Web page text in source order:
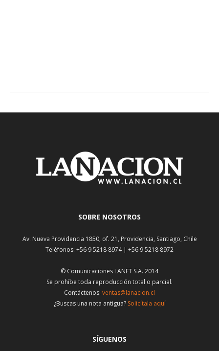
SOBRE NOSOTROS
Av. Nueva Providencia 1850, of. 21, Providencia, Santiago, Chile
Teléfonos: +56 9 5218 8974 | +56 9 5218 8972
© Comunicaciones LANET S.A. 2014
Se prohíbe toda reproducción total o parcial.
Contáctenos: ventas@lanacion.cl
¿Buscas una nota antigua? Solicítala aquí
SÍGUENOS